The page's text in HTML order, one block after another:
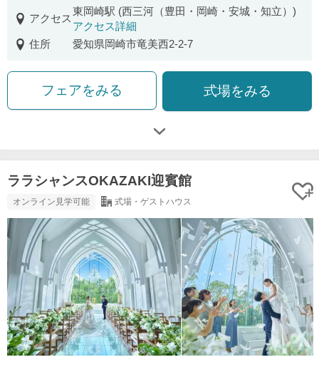
アクセス
東岡崎駅 (西三河（豊田・岡崎・安城・知立）)
アクセス詳細
住所
愛知県岡崎市竜美西2-2-7
フェアをみる 式場をみる
ララシャンスOKAZAKI迎賓館
オンライン見学可能 式場・ゲストハウス